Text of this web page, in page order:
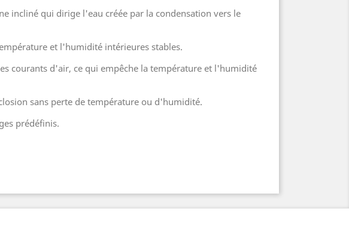
incliné qui dirige l'eau créée par la condensation vers le
et l'humidité intérieures stables.
courants d'air, ce qui empêche la température et l'humidité
sans perte de température ou d'humidité.
prédéfinis.